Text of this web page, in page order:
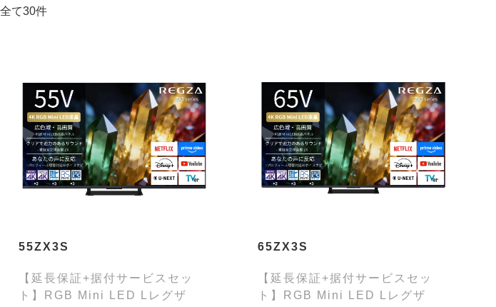
全て30件
55ZX3S
【延長保証+据付サービスセッ
ト】RGB Mini LED Lレグザ
65ZX3S
【延長保証+据付サービスセッ
ト】RGB Mini LED Lレグザ